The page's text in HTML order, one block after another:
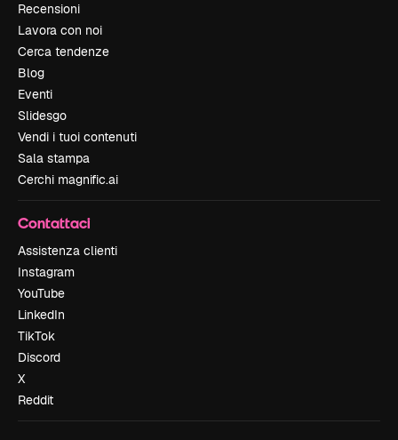
Recensioni
Lavora con noi
Cerca tendenze
Blog
Eventi
Slidesgo
Vendi i tuoi contenuti
Sala stampa
Cerchi magnific.ai
Contattaci
Assistenza clienti
Instagram
YouTube
LinkedIn
TikTok
Discord
X
Reddit